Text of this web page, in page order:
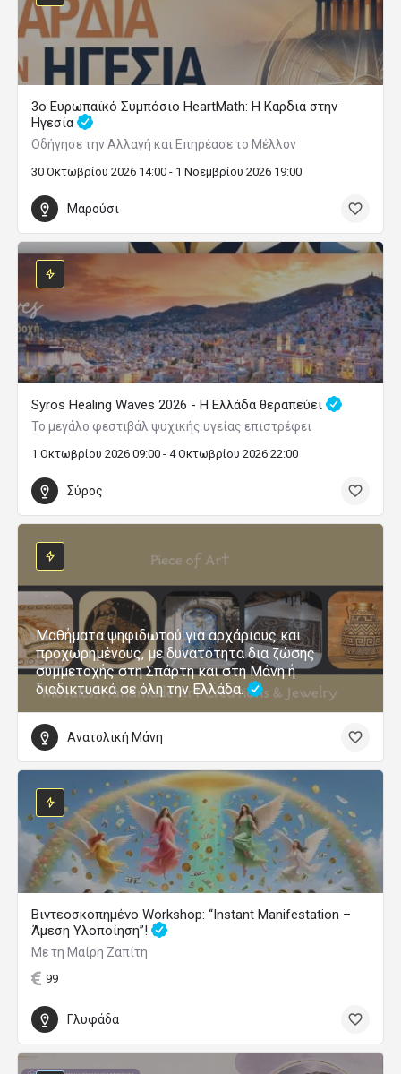
3ο Ευρωπαϊκό Συμπόσιο HeartMath: Η Καρδιά στην
Ηγεσία
Οδήγησε την Αλλαγή και Επηρέασε το Μέλλον
30 Οκτωβρίου 2026 14:00 - 1 Νοεμβρίου 2026 19:00
Μαρούσι
Syros Healing Waves 2026 - Η Ελλάδα θεραπεύει
Το μεγάλο φεστιβάλ ψυχικής υγείας επιστρέφει
1 Οκτωβρίου 2026 09:00 - 4 Οκτωβρίου 2026 22:00
Σύρος
Μαθήματα ψηφιδωτού για αρχάριους και
προχωρημένους, με δυνατότητα δια ζώσης
συμμετοχής στη Σπάρτη και στη Μάνη ή
διαδικτυακά σε όλη την Ελλάδα.
Ανατολική Μάνη
Βιντεοσκοπημένο Workshop: “Instant Manifestation –
Άμεση Υλοποίηση”!
Με τη Μαίρη Ζαπίτη
99
Γλυφάδα